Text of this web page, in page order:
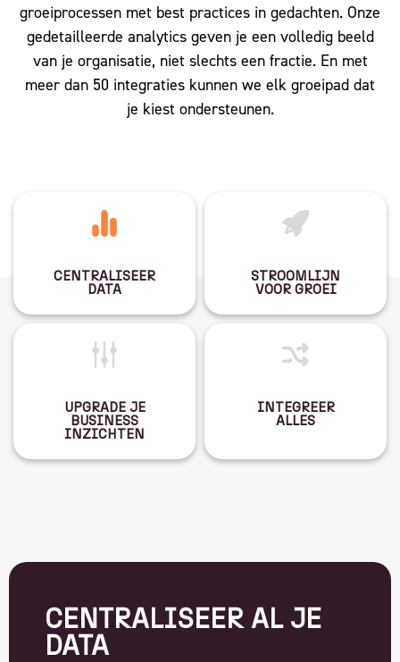
groeiprocessen met best practices in gedachten. Onze
gedetailleerde analytics geven je een volledig beeld
van je organisatie, niet slechts een fractie. En met
meer dan 50 integraties kunnen we elk groeipad dat
je kiest ondersteunen.
CENTRALISEER
DATA
STROOMLIJN
VOOR GROEI
UPGRADE JE
BUSINESS
INZICHTEN
INTEGREER
ALLES
CENTRALISEER AL JE
DATA